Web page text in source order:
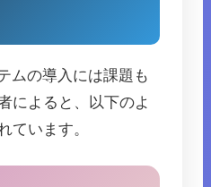
ムの導入には課題も
によると、以下のよ
ています。